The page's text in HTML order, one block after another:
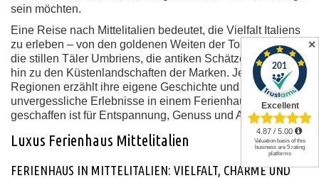
sein möchten.
Eine Reise nach Mittelitalien bedeutet, die Vielfalt Italiens
zu erleben – von den goldenen Weiten der Toskana über
die stillen Täler Umbriens, die antiken Schätze Latiums bis
hin zu den Küstenlandschaften der Marken. Jede dieser
Regionen erzählt ihre eigene Geschichte und verspricht
unvergessliche Erlebnisse in einem Ferienhaus, das wie
geschaffen ist für Entspannung, Genuss und Abenteuer.
Luxus Ferienhaus Mittelitalien
FERIENHAUS IN MITTELITALIEN: VIELFALT, CHARME UND
✕